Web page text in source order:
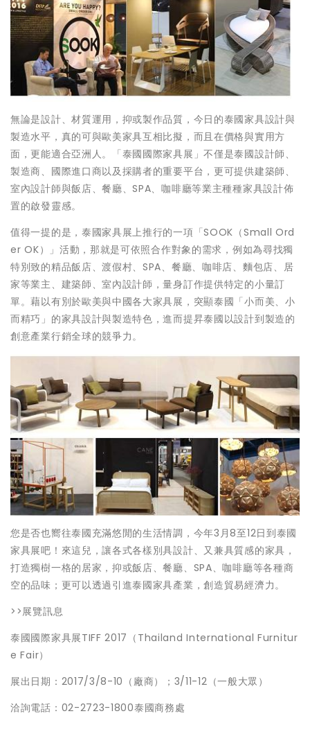
無論是設計、材質運用，抑或製作品質，今日的泰國家具設計與
製造水平，真的可與歐美家具互相比擬，而且在價格與實用方
面，更能適合亞洲人。「泰國國際家具展」不僅是泰國設計師、
製造商、國際進口商以及採購者的重要平台，更可提供建築師、
室內設計師與飯店、餐廳、SPA、咖啡廳等業主種種家具設計佈
置的啟發靈感。
值得一提的是，泰國家具展上推行的一項「SOOK（Small Ord
er OK）」活動，那就是可依照合作對象的需求，例如為尋找獨
特別致的精品飯店、渡假村、SPA、餐廳、咖啡店、麵包店、居
家等業主、建築師、室內設計師，量身訂作提供特定的小量訂
單。藉以有別於歐美與中國各大家具展，突顯泰國「小而美、小
而精巧」的家具設計與製造特色，進而提昇泰國以設計到製造的
創意產業行銷全球的競爭力。
您是否也嚮往泰國充滿悠閒的生活情調，今年3月8至12日到泰國
家具展吧！來這兒，讓各式各樣別具設計、又兼具質感的家具，
打造獨樹一格的居家，抑或飯店、餐廳、SPA、咖啡廳等各種商
空的品味；更可以透過引進泰國家具產業，創造貿易經濟力。
>>展覽訊息
泰國國際家具展TIFF 2017（Thailand International Furnitur
e Fair）
展出日期：2017/3/8-10（廠商）；3/11-12（一般大眾）
洽詢電話：02-2723-1800泰國商務處